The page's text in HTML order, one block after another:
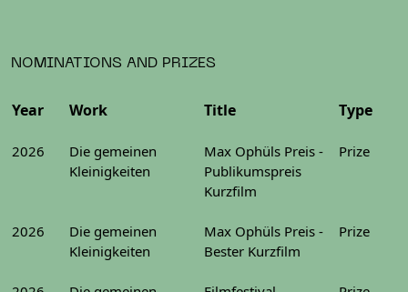
NOMINATIONS AND PRIZES
Year Work Title Type
2026
Die gemeinen
Kleinigkeiten
Max Ophüls Preis -
Publikumspreis
Kurzfilm
Prize
2026
Die gemeinen
Kleinigkeiten
Max Ophüls Preis -
Bester Kurzfilm
Prize